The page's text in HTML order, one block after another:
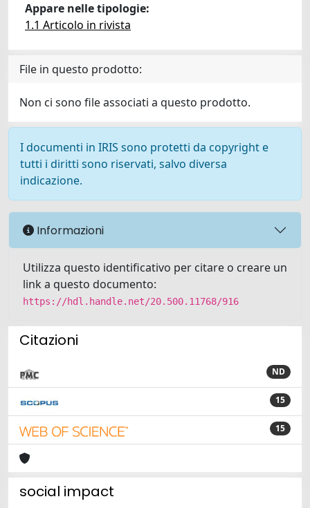
Appare nelle tipologie:
1.1 Articolo in rivista
File in questo prodotto:
Non ci sono file associati a questo prodotto.
I documenti in IRIS sono protetti da copyright e
tutti i diritti sono riservati, salvo diversa
indicazione.
Informazioni
Utilizza questo identificativo per citare o creare un
link a questo documento:
https://hdl.handle.net/20.500.11768/916
Citazioni
ND
15
15
social impact